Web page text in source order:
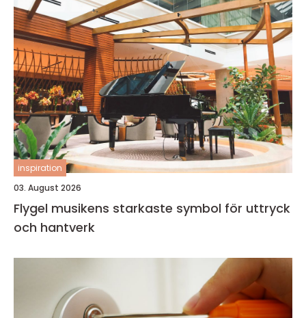
inspiration
03. August 2026
Flygel musikens starkaste symbol för uttryck
och hantverk